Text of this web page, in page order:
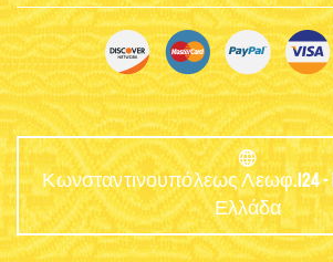
Κωνσταντινουπόλεως Λεωφ.124 -
Ελλάδα